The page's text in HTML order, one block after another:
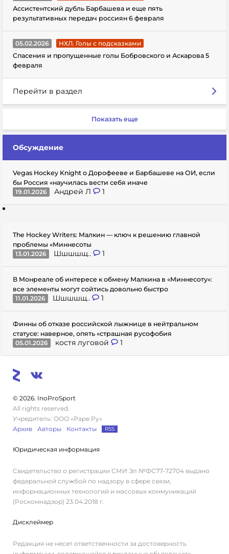
Ассистентский дубль Барбашева и еще пять
результативных передач россиян 6 февраля
05.02.2026
НХЛ. Голы с подсказками
Спасения и пропущенные голы Бобровского и Аскарова 5
февраля
Перейти в раздел
Показать еще
Обсуждение
Vegas Hockey Knight о Дорофееве и Барбашеве на ОИ, если
бы Россия «научилась вести себя иначе
19.01.2026
Андрей Л 1
The Hockey Writers: Малкин — ключ к решению главной
проблемы «Миннесоты
13.01.2026
Шшшшщ.. 1
В Монреале об интересе к обмену Малкина в «Миннесоту»:
все элементы могут сойтись довольно быстро
11.01.2026
Шшшшщ.. 1
Финны об отказе российской лыжнице в нейтральном
статусе: наверное, опять «страшная русофобия
05.01.2026
костя луговой 1
© 2026. InoProSport
All rights reserved.
Учредитель: ООО «Раре.Ру»
Архив
Авторы Контакты RSS
Юридическая информация
Свидетельство о регистрации СМИ Эл №ФС77-72704 выдано
федеральной службой по надзору в сфере связи,
информационных технологий и массовых коммуникаций
(Роскомнадзор) 23.04.2018 г.
Дисклеймер
Редакция не несет ответственности за достоверность